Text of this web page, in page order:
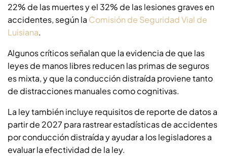
22% de las muertes y el 32% de las lesiones graves en
accidentes, según la Comisión de Seguridad Vial de
Luisiana.
Algunos críticos señalan que la evidencia de que las
leyes de manos libres reducen las primas de seguros
es mixta, y que la conducción distraída proviene tanto
de distracciones manuales como cognitivas.
La ley también incluye requisitos de reporte de datos a
partir de 2027 para rastrear estadísticas de accidentes
por conducción distraída y ayudar a los legisladores a
evaluar la efectividad de la ley.